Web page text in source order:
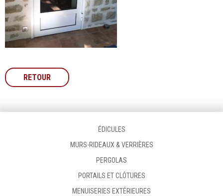
RETOUR
ÉDICULES
MURS-RIDEAUX & VERRIÈRES
PERGOLAS
PORTAILS ET CLÔTURES
MENUISERIES EXTÉRIEURES